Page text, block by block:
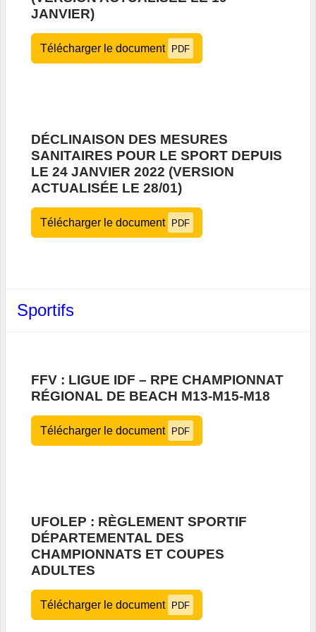
JANVIER)
Télécharger le document PDF
DÉCLINAISON DES MESURES
SANITAIRES POUR LE SPORT DEPUIS
LE 24 JANVIER 2022 (VERSION
ACTUALISÉE LE 28/01)
Télécharger le document PDF
Sportifs
FFV : LIGUE IDF – RPE CHAMPIONNAT
RÉGIONAL DE BEACH M13-M15-M18
Télécharger le document PDF
UFOLEP : RÈGLEMENT SPORTIF
DÉPARTEMENTAL DES
CHAMPIONNATS ET COUPES
ADULTES
Télécharger le document PDF